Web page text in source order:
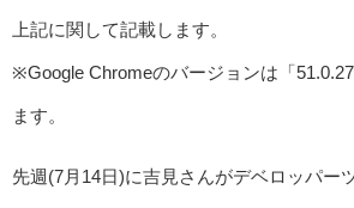
上記に関して記載します。
※Google Chromeのバージョンは「
ます。
先週(7月14日)に吉見さんがデベロッパー